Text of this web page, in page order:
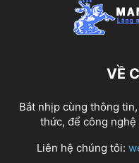
VỀ
Bắt nhịp cùng thông
thức, để công
Liên hệ chúng tôi: